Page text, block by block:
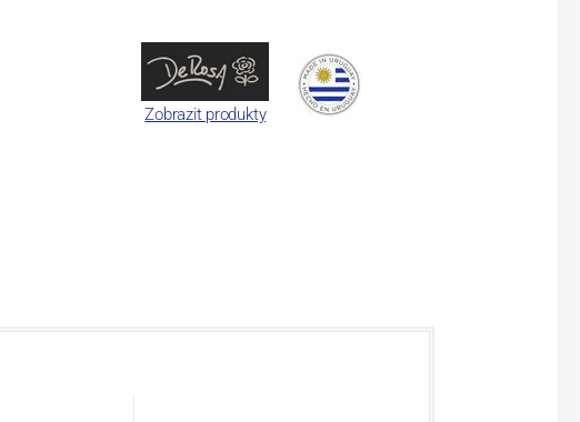
Zobrazit produkty